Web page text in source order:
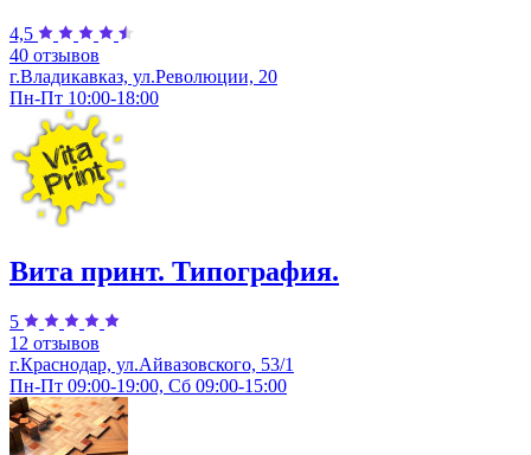
4,5
40 отзывов
г.Владикавказ, ул.Революции, 20
Пн-Пт 10:00-18:00
Вита принт. Типография.
5
12 отзывов
г.Краснодар, ул.​Айвазовского, 53/1
Пн-Пт 09:00-19:00, Сб 09:00-15:00